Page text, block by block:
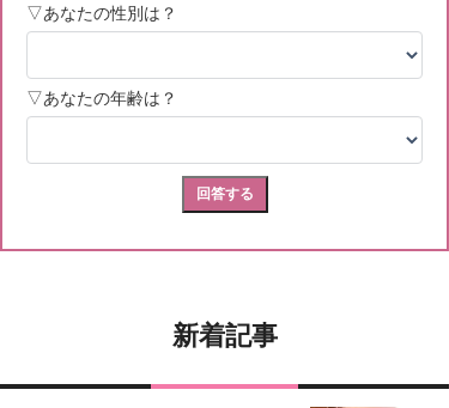
新着記事